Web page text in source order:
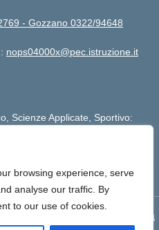
browsing experience, serve
analyse our traffic. By
to our use of cookies.
- Gozzano 0322/94648
nops04000x@pec.istruzione.it
Scienze Applicate, Sportivo:
Umane :
& Design by Designers Italia